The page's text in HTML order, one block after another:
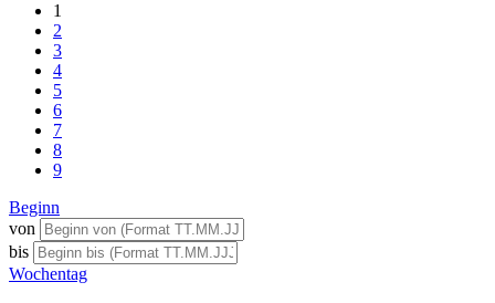
1
2
3
4
5
6
7
8
9
Beginn
von
bis
Wochentag